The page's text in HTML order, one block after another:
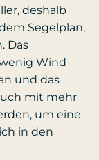
deshalb
Segelplan,
Das
Wind
und das
mit mehr
um eine
in den